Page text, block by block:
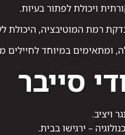
ויכולת לפתור בעיות.
רמת המוטיבציה, היכולת
סייבר
ויציב.
– ירגישו בבית.